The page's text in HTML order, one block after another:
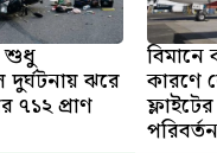
শুধু
ঝরে
৭১২ প্রাণ
বিমানে
কারণে
পরিবর্তন